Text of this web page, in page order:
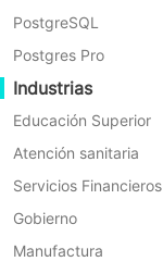
PostgreSQL
Postgres Pro
Industrias
Educación Superior
Atención sanitaria
Servicios Financieros
Gobierno
Manufactura